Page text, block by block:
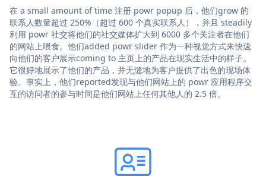
在 a small amount of time 注册 powr popup 后，他们grow 的
联系人数量超过 250%（超过 600 个真实联系人），并且 steadily
利用 powr 社交将他们的社交媒体扩大到 6000 多个关注者在他们
的网站上喂食。他们added powr slider 作为一种视觉方式来快速
向他们的客户展示coming to 主页上的产品在现实生活中的样子。
它很好地展示了他们的产品，并无缝地为客户提供了出色的现场体
验。事实上，他们reported发现与他们网站上的 powr 应用程序交
互的访问者的参与时间是他们网站上任何其他人的 2.5 倍。